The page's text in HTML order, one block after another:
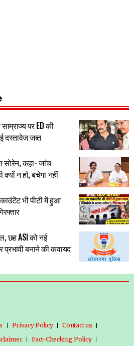
पर ED की
दस्तावेज जब्त
सोरेन, कहा- जांच
न हो, बचेगा नहीं
भी पीटी में हुआ
छह ASI को नई
प्रभावी बनाने की कवायद
Privacy Policy
Contact us
Fact-Checking Policy